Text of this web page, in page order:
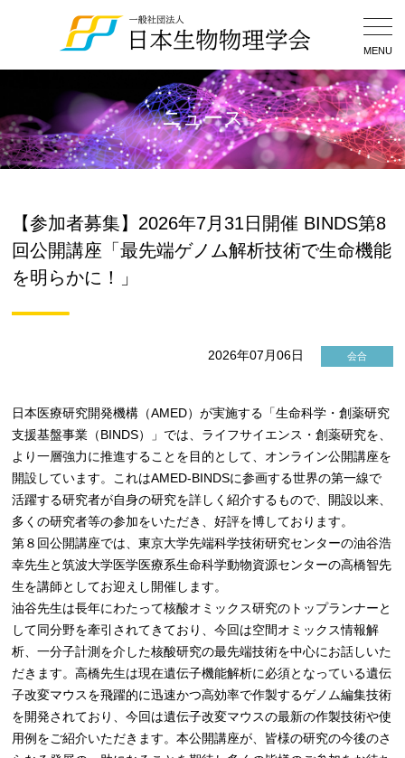
MENU
ニュース
【参加者募集】2026年7月31日開催 BINDS第8
回公開講座「最先端ゲノム解析技術で生命機能
を明らかに！」
2026年07月06日 会合
日本医療研究開発機構（AMED）が実施する「生命科学・創薬研究
支援基盤事業（BINDS）」では、ライフサイエンス・創薬研究を、
より一層強力に推進することを目的として、オンライン公開講座を
開設しています。これはAMED-BINDSに参画する世界の第一線で
活躍する研究者が自身の研究を詳しく紹介するもので、開設以来、
多くの研究者等の参加をいただき、好評を博しております。
第８回公開講座では、東京大学先端科学技術研究センターの油谷浩
幸先生と筑波大学医学医療系生命科学動物資源センターの高橋智先
生を講師としてお迎えし開催します。
油谷先生は長年にわたって核酸オミックス研究のトップランナーと
して同分野を牽引されてきており、今回は空間オミックス情報解
析、一分子計測を介した核酸研究の最先端技術を中心にお話しいた
だきます。高橋先生は現在遺伝子機能解析に必須となっている遺伝
子改変マウスを飛躍的に迅速かつ高効率で作製するゲノム編集技術
を開発されており、今回は遺伝子改変マウスの最新の作製技術や使
用例をご紹介いただきます。本公開講座が、皆様の研究の今後のさ